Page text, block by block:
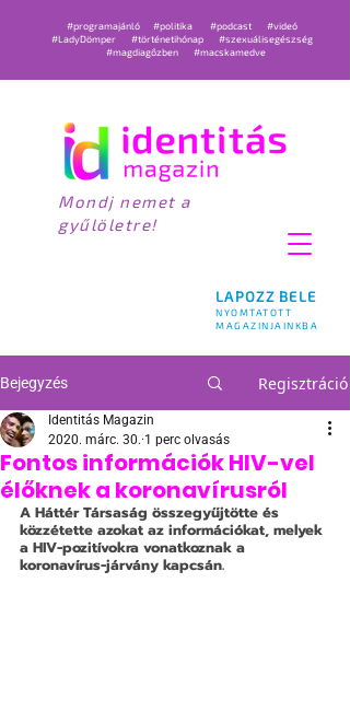
LAPOZZ BELE
NYOMTATOTT
MAGAZINJAINKBA
#programajánló #politika #podcast
#videó
#LadyDömper
#történetihónap
#szexuálisegészség
#magdiagőzben
#macskamedve
Mondj nemet a
gyűlöletre!
Bejegyzés Regisztráció
Fontos információk HIV-vel
élőknek a koronavírusról
Identitás Magazin
2020. márc. 30. 1 perc olvasás
A Háttér Társaság összegyűjtötte és
közzétette azokat az információkat, melyek
a HIV-pozitívokra vonatkoznak a
koronavírus-járvány kapcsán.